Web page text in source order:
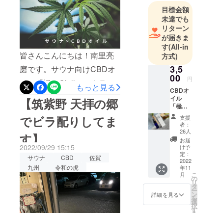
配りしてきます。CBD
NATION様には、今回のサウ
ナ向けCBDオイル「極＆
Chill」の商品開発のサポー
トを頂いていおります。
https://cbd-nation.co.jp/絶対
目標金額達成させたい。そ
のためにも、皆さんのご支
援が必要です。どうぞよろ
しくお願い申し上げます。
南里亮磨
皆さんこんにちは！南里亮
磨です。サウナ向けCBDオ
イル「極＆Chill」のクラウ
ドファンディングを開始し
て間もなく、約半分の日数
が経過しました。ここまで
25人の方から、目標金額の
約半分の174,400円のご支援
を頂いております。本当に
感謝の思いで一杯です。こ
こまで、SNSでの販促やビ
ラ配りなど色んな事を行っ
もっと見る
【筑紫野 天拝の郷
でビラ配りしてま
す】
2022/09/29 15:15
サウナ CBD
佐賀
九州
令和の虎
目標金額
未達でも
リターン
が届きま
す(All-in
方式)
3,5
00 円
CBDオ
イル
「極＆
ｃhill」
内容
量：
10mg
5% 個
数：1個
支援
者：
26人
お届
け予
定：
2022
年11
月
詳細を見る
こ
の
リ
タ
ー
ン
を
選
択
す